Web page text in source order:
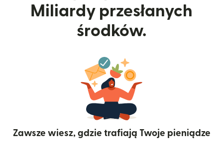
Miliardy przesłanych
środków.
Zawsze wiesz, gdzie trafiają Twoje pieniądze